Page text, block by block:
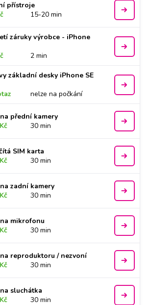
přístroje
15-20 min
záruky výrobce - iPhone
2 min
základní desky iPhone SE
nelze na počkání
přední kamery
30 min
SIM karta
30 min
zadní kamery
30 min
mikrofonu
30 min
reproduktoru / nezvoní
30 min
sluchátka
30 min